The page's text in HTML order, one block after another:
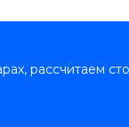
рассчитаем